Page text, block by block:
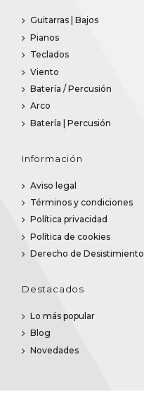
Guitarras | Bajos
Pianos
Teclados
Viento
Batería / Percusión
Arco
Batería | Percusión
Información
Aviso legal
Términos y condiciones
Política privacidad
Política de cookies
Derecho de Desistimiento
Destacados
Lo más popular
Blog
Novedades